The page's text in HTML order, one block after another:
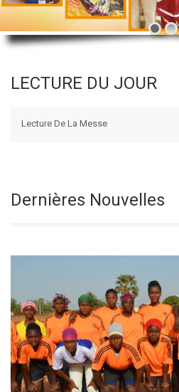
LECTURE DU JOUR
Lecture De La Messe
Transfiguration
Du Seigneur
Dernières Nouvelles